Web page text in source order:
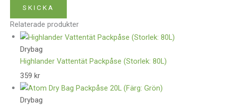
Relaterade produkter
Drybag
Highlander Vattentät Packpåse (Storlek: 80L)
359 kr
Drybag